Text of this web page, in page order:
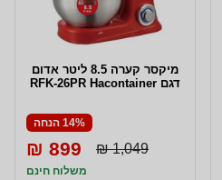
מיקסר קערה 8.5 ליטר אדום
דגם RFK-26PR Hacontainer
14% הנחה
1,049 ₪
899 ₪
משלוח חינם